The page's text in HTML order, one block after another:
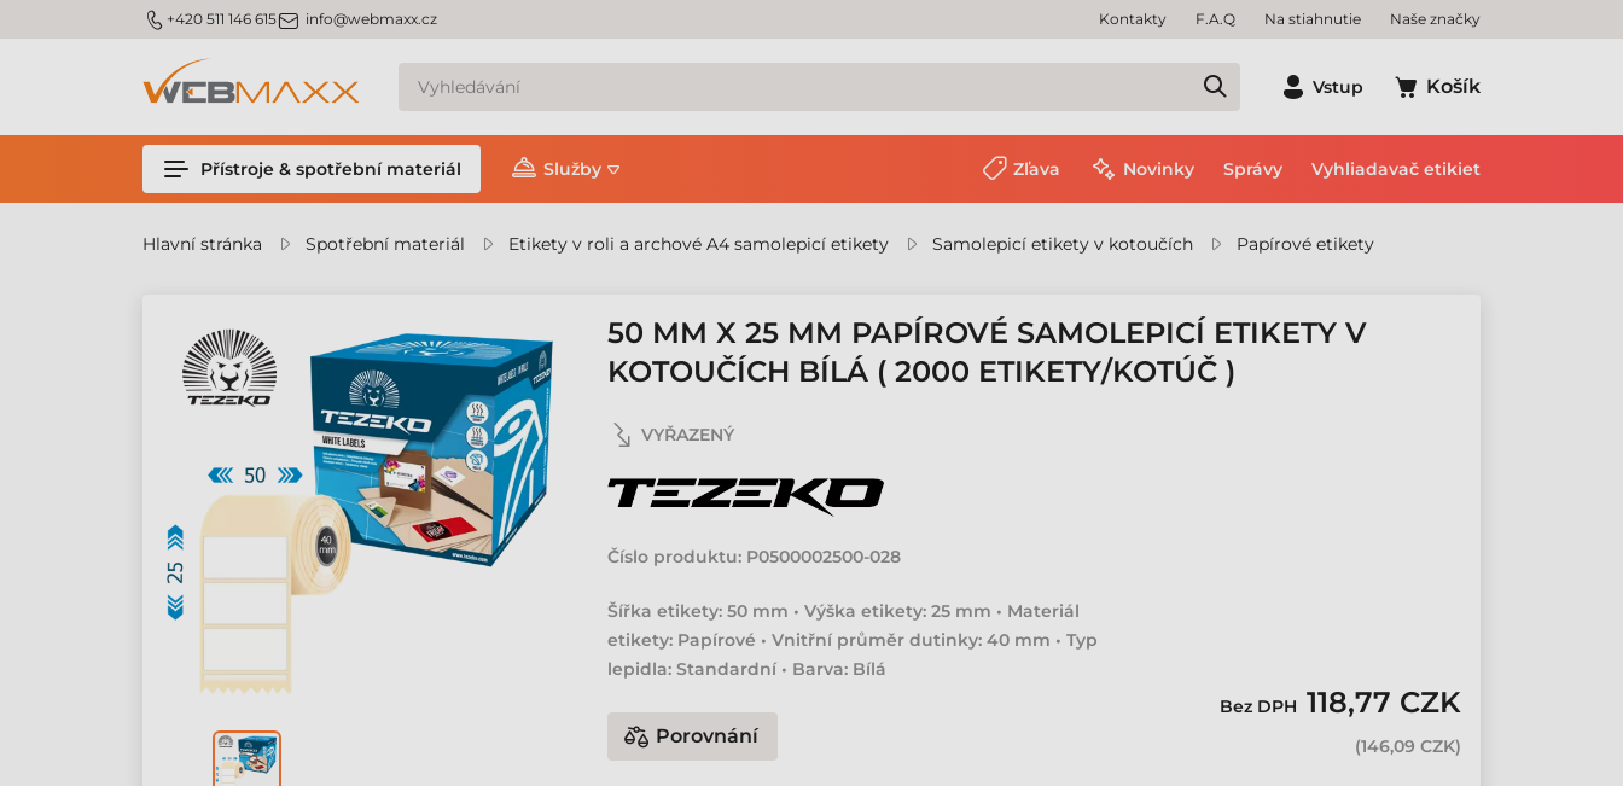
m_phone +420 511 146 615m_email info@webmaxx.cz Kontakty F.A.Q Na stiahnutie Naše značky
Vstup Košík
Přístroje & spotřební materiál Služby Zľava Novinky Správy Vyhliadavač etikiet
Hlavní stránka Spotřební materiál Etikety v roli a archové A4 samolepicí etikety Samolepicí etikety v kotoučích Papírové etikety
50 MM X 25 MM PAPÍROVÉ SAMOLEPICÍ ETIKETY V
KOTOUČÍCH BÍLÁ ( 2000 ETIKETY/KOTÚČ )
VYŘAZENÝ
Číslo produktu: P0500002500-028
Šířka etikety: 50 mm • Výška etikety: 25 mm • Materiál
etikety: Papírové • Vnitřní průměr dutinky: 40 mm • Typ
lepidla: Standardní • Barva: Bílá
Porovnání
Bez DPH 118,77 CZK
(146,09 CZK)